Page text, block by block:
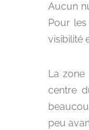
Aucun
Pour les
visibilité
La zone
centre
peu